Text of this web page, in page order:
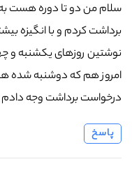
سلام من دو تا دوره هست
برداشت کردم و با انگیزه
نوشتین روزهای یکشنبه و
امروز هم که دوشنبه شده
درخواست برداشت وجه دادم
پاسخ